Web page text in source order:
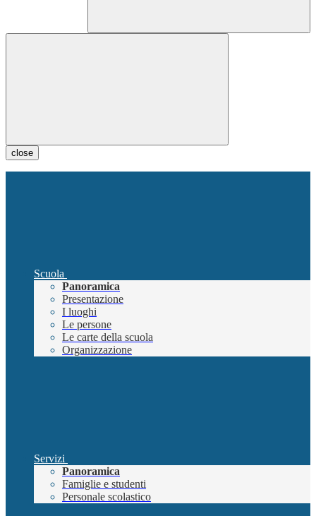
close
Scuola
Panoramica
Presentazione
I luoghi
Le persone
Le carte della scuola
Organizzazione
Servizi
Panoramica
Famiglie e studenti
Personale scolastico